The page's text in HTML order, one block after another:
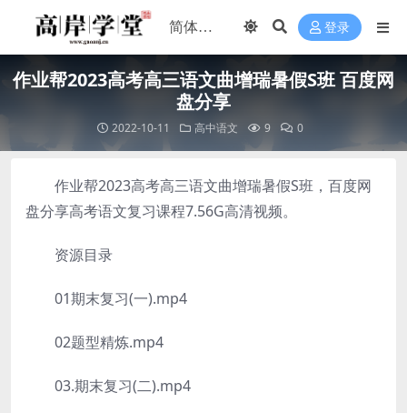
登录
作业帮2023高考高三语文曲增瑞暑假S班 百度网
盘分享
2022-10-11 高中语文 9 0
作业帮2023高考高三语文曲增瑞暑假S班，百度网
盘分享高考语文复习课程7.56G高清视频。
资源目录
01期末复习(一).mp4
02题型精炼.mp4
03.期末复习(二).mp4